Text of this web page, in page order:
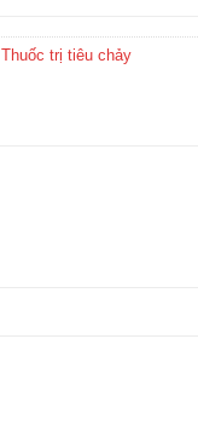
Thuốc trị tiêu chảy